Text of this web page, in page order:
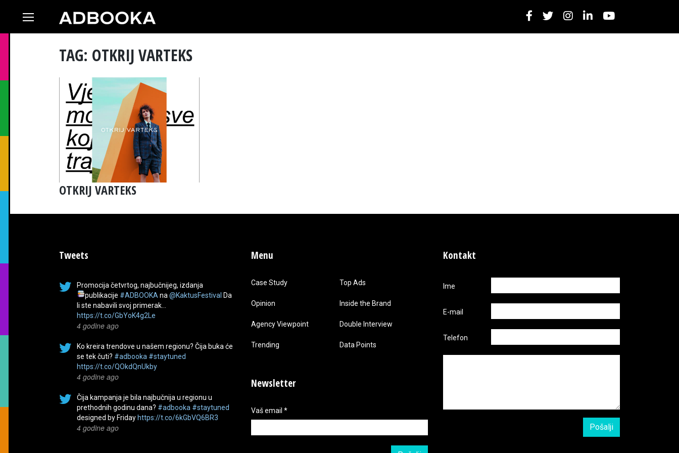
TAG: OTKRIJ VARTEKS
OTKRIJ VARTEKS
Tweets
Promocija četvrtog, najbučnijeg, izdanja
publikacije #ADBOOKA na @KaktusFestival Da
li ste nabavili svoj primerak…
https://t.co/GbYoK4g2Le
4 godine ago
Ko kreira trendove u našem regionu? Čija buka će
se tek čuti? #adbooka #staytuned
https://t.co/QOkdQnUkby
4 godine ago
Čija kampanja je bila najbučnija u regionu u
prethodnih godinu dana? #adbooka #staytuned
designed by Friday https://t.co/6kGbVQ6BR3
4 godine ago
Menu
Case Study Top Ads
Opinion Inside the Brand
Agency Viewpoint Double Interview
Trending Data Points
Newsletter
Vaš email *
Kontakt
Ime
E-mail
Telefon